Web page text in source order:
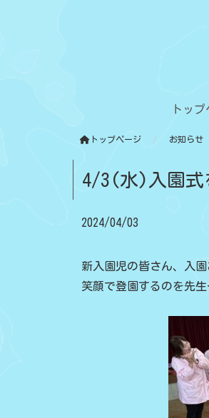
トッ
トップページ お知らせ
4/3(水)入園式
2024/04/03
新入園児の皆さん、入
笑顔で登園するのを先生